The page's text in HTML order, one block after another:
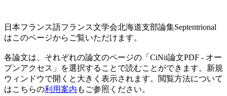
日本フランス語フランス文学会北海道支部論集Septentrional
はこのページからご覧いただけます。
各論文は、それぞれの論文のページの「CiNii論文PDF - オー
プンアクセス」を選択することで読むことができます。新規
ウィンドウで開くと大きく表示されます。閲覧方法について
はこちらの利用案内 もご参照ください。